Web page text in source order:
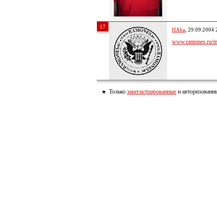
17 HAba , 29.09.2004
www.ramones.ru/
Только зарегистрированные и